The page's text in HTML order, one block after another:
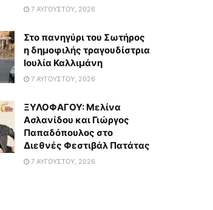
7 ΑΥΓΟΎΣΤΟΥ, 2026
Στο πανηγύρι του Σωτήρος
η δημοφιλής τραγουδίστρια
Ιουλία Καλλιμάνη
7 ΑΥΓΟΎΣΤΟΥ, 2026
ΞΥΛΟΦΑΓΟΥ: Μελίνα
Ασλανίδου και Γιώργος
Παπαδόπουλος στο
Διεθνές Φεστιβάλ Πατάτας
7 ΑΥΓΟΎΣΤΟΥ, 2026